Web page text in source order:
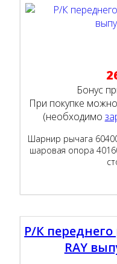
Бонус
При покупке
(необходимо
Шарнир рычага
шаровая опора
Р/К переднего
RAY